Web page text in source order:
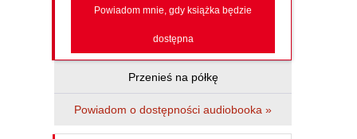
Powiadom mnie, gdy książka będzie
dostępna
Przenieś na półkę
Powiadom o dostępności audiobooka »